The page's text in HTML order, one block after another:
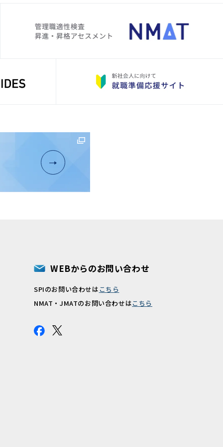
WEBからのお問い合わせ
SPIのお問い合わせは こちら
NMAT・JMATのお問い合わせはこちら